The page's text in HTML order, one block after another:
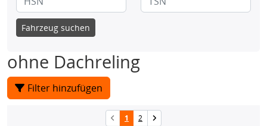
Fahrzeug suchen
ohne Dachreling
Filter hinzufügen
1 2